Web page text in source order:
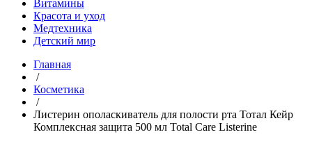
Витамины
Красота и уход
Медтехника
Детский мир
Главная
/
Косметика
/
Листерин ополаскиватель для полости рта Тотал Кейр
Комплексная защита 500 мл Total Care Listerine